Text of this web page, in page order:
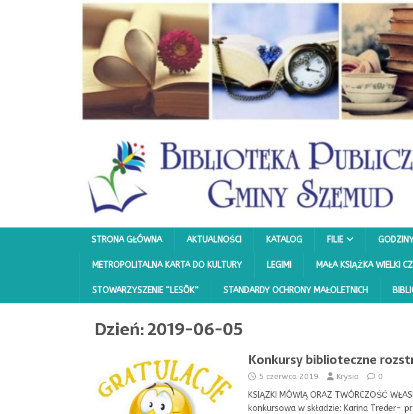
STRONA GŁÓWNA AKTUALNOŚCI KATALOG FILIE
METROPOLITALNA KARTA DO KULTURY LEGIMI MAŁA KSIĄŻKA WIELKI
STOWARZYSZENIE “LESÔK” STANDARDY OCHRONY MAŁOLETNICH
Dzień:2019-06-05
Konkursy biblioteczne
5 czerwca 2019 Krysia 0
KSIĄZKI MÓWIĄ ORAZ TWÓRCZOŚĆ
konkursowa w składzie: Karina Treder-